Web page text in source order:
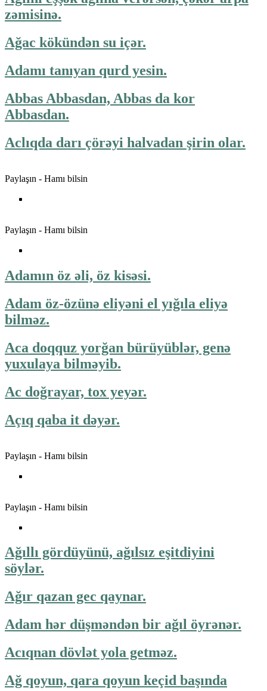
zəmisinə.
Ağac kökündən su içər.
Adamı tanıyan qurd yesin.
Abbas Abbasdan, Abbas da kor
Abbasdan.
Aclıqda darı çörəyi halvadan şirin olar.
Paylaşın - Hamı bilsin
Paylaşın - Hamı bilsin
Adamın öz əli, öz kisəsi.
Adam öz-özünə eliyəni el yığıla eliyə
bilməz.
Aca doqquz yorğan bürüyüblər, genə
yuxulaya bilməyib.
Ac doğrayar, tox yeyər.
Açıq qaba it dəyər.
Paylaşın - Hamı bilsin
Paylaşın - Hamı bilsin
Ağıllı gördüyünü, ağılsız eşitdiyini
söylər.
Ağır qazan gec qaynar.
Adam hər düşməndən bir ağıl öyrənər.
Acıqnan dövlət yola getməz.
Ağ qoyun, qara qoyun keçid başında